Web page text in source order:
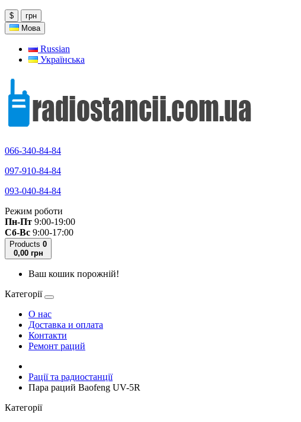
$
грн
Мова
Russian
Українська
066-340-84-84
097-910-84-84
093-040-84-84
Режим роботи
Пн-Пт 9:00-19:00
Сб-Вс 9:00-17:00
Products 0
0,00 грн
Ваш кошик порожній!
Категорії
О нас
Доставка и оплата
Контакти
Ремонт раций
Рації та радиостанції
Пара раций Baofeng UV-5R
Категорії